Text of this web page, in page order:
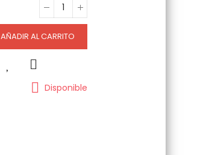
AÑADIR AL CARRITO
Disponible